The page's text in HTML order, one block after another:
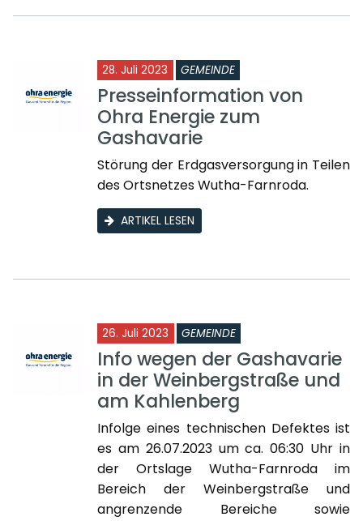
28. Juli 2023 GEMEINDE
Presseinformation von
Ohra Energie zum
Gashavarie
Störung der Erdgasversorgung in Teilen
des Ortsnetzes Wutha-Farnroda.
ARTIKEL LESEN
26. Juli 2023 GEMEINDE
Info wegen der Gashavarie
in der Weinbergstraße und
am Kahlenberg
Infolge eines technischen Defektes ist
es am 26.07.2023 um ca. 06:30 Uhr in
der Ortslage Wutha-Farnroda im
Bereich der Weinbergstraße und
angrenzende Bereiche sowie